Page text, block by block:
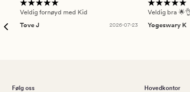
Veldig fornøyd med Kid
Tove J
2026-07-23
Veldig bra
Yogeswary K
Følg oss Hovedkontor